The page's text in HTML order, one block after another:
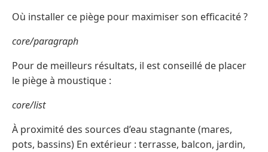
Où installer ce piège pour maximiser son efficacité ?
core/paragraph
Pour de meilleurs résultats, il est conseillé de placer
le piège à moustique :
core/list
À proximité des sources d’eau stagnante (mares,
pots, bassins) En extérieur : terrasse, balcon, jardin,